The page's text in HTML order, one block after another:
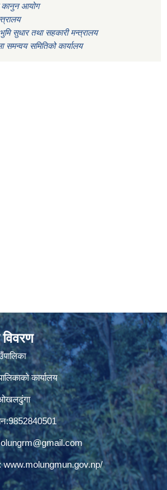
कानुन आयोग
सुधार तथा सहकारी मन्त्रालय
समन्वय समितिको कार्यालय
विवरण
कार्यालय
ओखलढुंगा
www.molungmun.gov.np/